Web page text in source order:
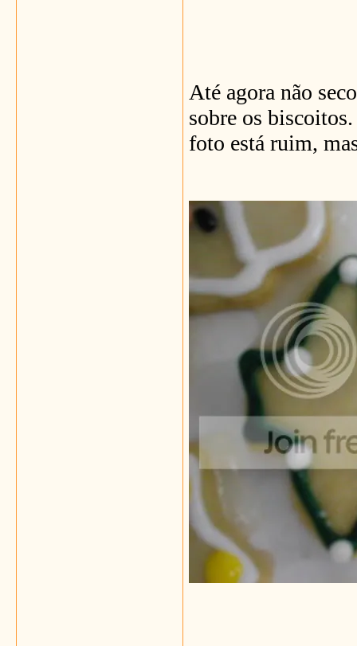
Até agora não
sobre os
foto está ruim,